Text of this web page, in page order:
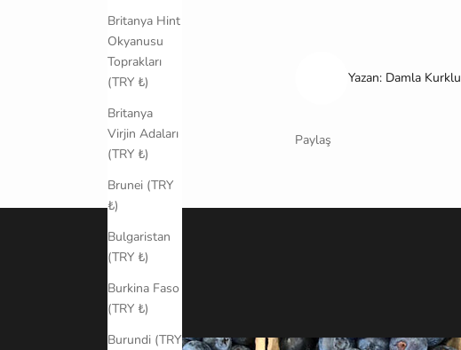
Britanya Hint
Okyanusu
Toprakları
(TRY ₺)
Britanya
Virjin Adaları
(TRY ₺)
Brunei (TRY
₺)
Bulgaristan
(TRY ₺)
Burkina Faso
(TRY ₺)
Burundi (TRY
Yazan: Damla Kurklu
Paylaş